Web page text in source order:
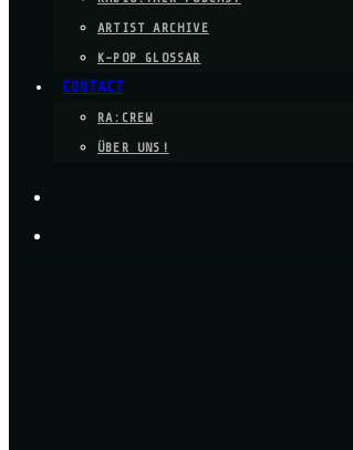
ARTIST ARCHIVE
K-POP GLOSSAR
CONTACT
RA:CREW
ÜBER UNS!